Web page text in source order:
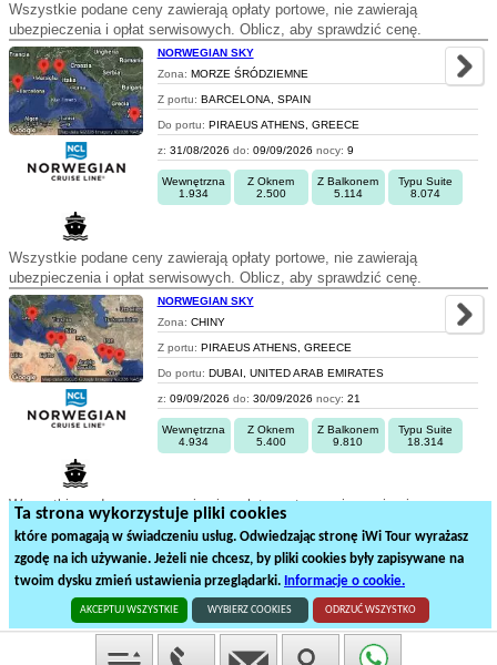
Ta strona wykorzystuje pliki cookies
które pomagają w świadczeniu usług. Odwiedzając stronę iWi Tour wyrażasz
zgodę na ich używanie. Jeżeli nie chcesz, by pliki cookies były zapisywane na
twoim dysku zmień ustawienia przeglądarki. Informacje o cookie.
AKCEPTUJ WSZYSTKIE WYBIERZ COOKIES ODRZUĆ WSZYSTKO
Wszystkie podane ceny zawierają opłaty portowe, nie zawierają
ubezpieczenia i opłat serwisowych. Oblicz, aby sprawdzić cenę.
NORWEGIAN SKY
Zona: MORZE ŚRÓDZIEMNE
Z portu: BARCELONA, SPAIN
Do portu: PIRAEUS ATHENS, GREECE
z: 31/08/2026 do: 09/09/2026 nocy: 9
Wewnętrzna
1.934
Z Oknem
2.500
Z Balkonem
5.114
Typu Suite
8.074
Wszystkie podane ceny zawierają opłaty portowe, nie zawierają
ubezpieczenia i opłat serwisowych. Oblicz, aby sprawdzić cenę.
NORWEGIAN SKY
Zona: CHINY
Z portu: PIRAEUS ATHENS, GREECE
Do portu: DUBAI, UNITED ARAB EMIRATES
z: 09/09/2026 do: 30/09/2026 nocy: 21
Wewnętrzna
4.934
Z Oknem
5.400
Z Balkonem
9.810
Typu Suite
18.314
Wszystkie podane ceny zawierają opłaty portowe, nie zawierają
ubezpieczenia i opłat serwisowych. Oblicz, aby sprawdzić cenę.
1
4rejsów statkiem na1stronach